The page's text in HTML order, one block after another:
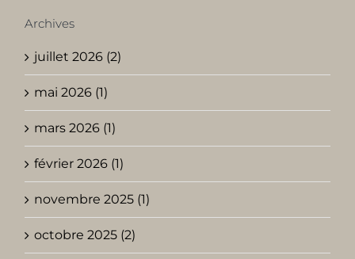
Archives
juillet 2026 (2)
mai 2026 (1)
mars 2026 (1)
février 2026 (1)
novembre 2025 (1)
octobre 2025 (2)